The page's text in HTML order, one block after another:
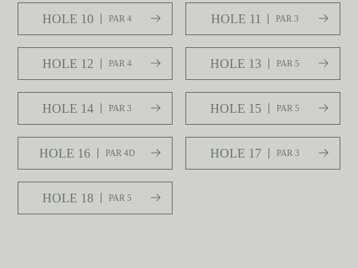
HOLE 10 PAR 4 HOLE 11 PAR 3
HOLE 12 PAR 4 HOLE 13 PAR 5
HOLE 14 PAR 3 HOLE 15 PAR 5
HOLE 16 PAR 4D HOLE 17 PAR 3
HOLE 18 PAR 5